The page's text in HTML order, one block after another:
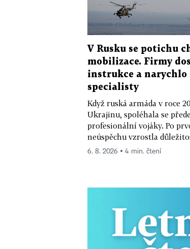
V Rusku se potichu
mobilizace. Firmy
instrukce a narychlo
specialisty
Když ruská armáda v roce
Ukrajinu, spoléhala se
profesionální vojáky. Po
neúspěchu vzrostla
6. 8. 2026 ▪ 4 min. čtení